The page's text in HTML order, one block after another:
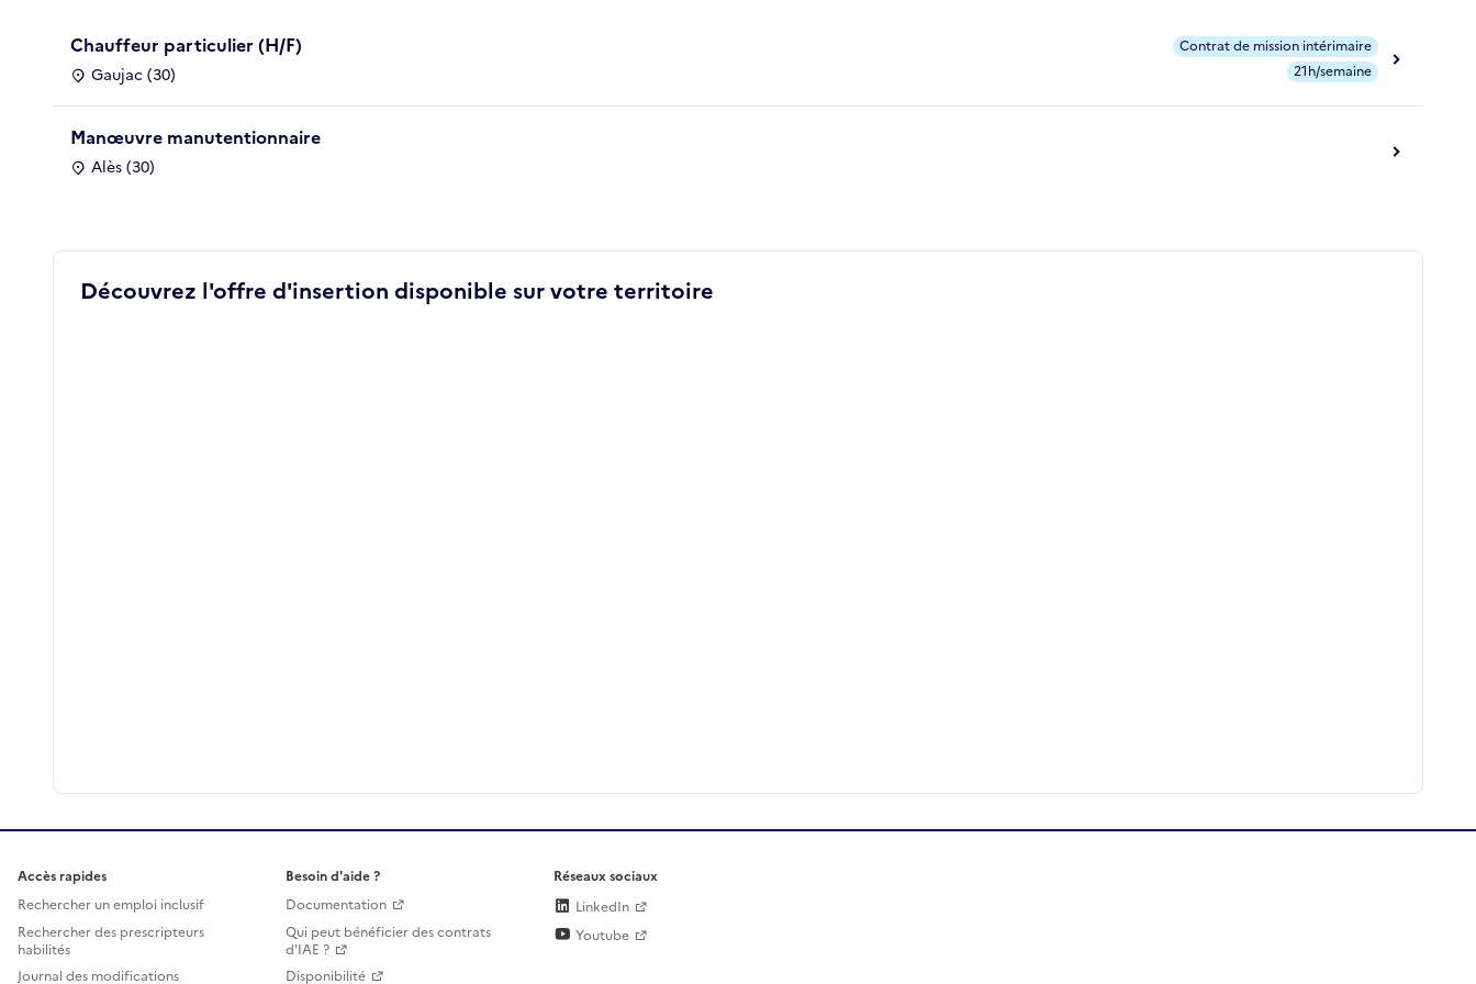
Chauffeur particulier (H/F)
Gaujac (30)
Contrat de mission intérimaire
21h/semaine
Manœuvre manutentionnaire
Alès (30)
Découvrez l'offre d'insertion disponible sur votre territoire
Accès rapides
Rechercher un emploi inclusif
Rechercher des prescripteurs
habilités
Journal des modifications
Besoin d'aide ?
Documentation
Qui peut bénéficier des contrats
d'IAE ?
Disponibilité
Réseaux sociaux
LinkedIn
Youtube